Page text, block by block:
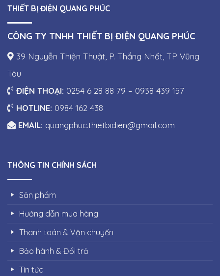
THIẾT BỊ ĐIỆN QUANG PHÚC
CÔNG TY TNHH THIẾT BỊ ĐIỆN QUANG PHÚC
39 Nguyễn Thiện Thuật, P. Thắng Nhất, TP Vũng
Tàu
ĐIỆN THOẠI: 0254 6 28 88 79 – 0938 439 157
HOTLINE: 0984 162 438
EMAIL: quangphuc.thietbidien@gmail.com
THÔNG TIN CHÍNH SÁCH
Sản phẩm
Hướng dẫn mua hàng
Thanh toán & Vận chuyển
Bảo hành & Đổi trả
Tin tức